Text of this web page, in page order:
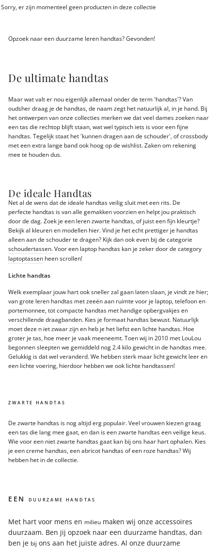
Sorry, er zijn momenteel geen producten in deze collectie
Opzoek naar een duurzame leren handtas? Gevonden!
De ultimate handtas
Maar wat valt er nou eigenlijk allemaal onder de term 'handtas'? Van
oudsher draag je de handtas, de naam zegt het natuurlijk al, in je hand. Bij
het ontwerpen van onze collecties merken we dat veel dames zoeken naar
een tas die rechtop blijft staan, wat wel typisch iets is voor een fijne
handtas. Tegelijk staat het 'kunnen dragen aan de schouder', of crossbody
met een extra lange band ook hoog op de wishlist. Zaken om rekening
mee te houden dus.
De ideale Handtas
Net al de wens dat de ideale handtas veilig sluit met een rits. De
perfecte handtas is van alle gemakken voorzien en helpt jou praktisch
door de dag. Zoek je een leren zwarte handtas, of juist een fijn kleurtje?
Bekijk al kleuren en modellen hier. Vind je het echt prettiger je handtas
alleen aan de schouder te dragen? Kijk dan ook even bij de categorie
schoudertassen. Voor een laptop handtas kan je zeker door de category
laptoptassen heen scrollen!
Lichte handtas
Welk exemplaar jouw hart ook sneller zal gaan laten slaan, je vindt ze hier;
van grote leren handtas met zeeën aan ruimte voor je laptop, telefoon en
portemonnee, tot compacte handtas met handige opbergvakjes en
verschillende draagbanden. Kies je formaat handtas bewust. Natuurlijk
moet deze n iet zwaar zijn en heb je het liefst een lichte handtas. Hoe
groter je tas, hoe meer je vaak meeneemt. Toen wij in 2010 met LouLou
begonnen sleepten we gemiddeld nog 2.4 kilo gewicht in de handtas mee.
Gelukkig is dat wel veranderd. We hebben sterk maar licht gewicht leer en
een lichte voering, hierdoor hebben we ook lichte handtassen!
ZWARTE HANDTAS
De zwarte handtas is nog altijd erg populair. Veel vrouwen kiezen graag
een tas die lang mee gaat, en dan is een zwarte handtas een veilige keus.
Wie voor een niet zwarte handtas gaat kan bij ons haar hart ophalen. Kies
je een creme handtas, een abricot handtas of een roze handtas? Wij
hebben het in de collectie.
EEN DUURZAME HANDTAS
Met hart voor mens en milieu maken wij onze accessoires
duurzaam. Ben jij opzoek naar een duurzame handtas, dan
ben je bij ons aan het juiste adres. Al onze duurzame